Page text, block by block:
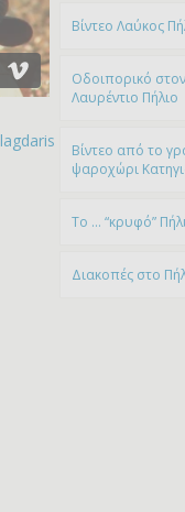
lagdaris
Βίντεο Λαύκος
Οδοιπορικό
Λαυρέντιο Πήλιο
Βίντεο από το
ψαροχώρι
To … “κρυφό”
Διακοπές στο